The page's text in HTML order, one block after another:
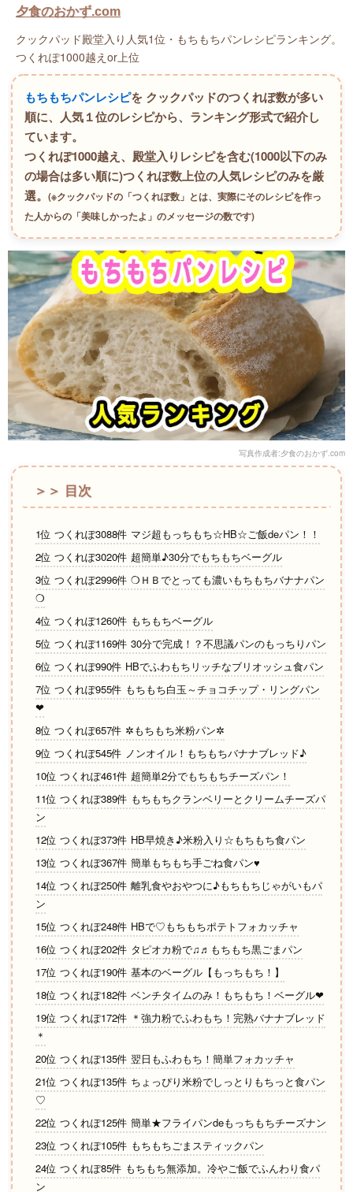
夕食のおかず.com
クックパッド殿堂入り人気1位・もちもちパンレシピランキング。
つくれぽ1000越えor上位
もちもちパンレシピを クックパッドのつくれぽ数が多い
順に、人気１位のレシピから、ランキング形式で紹介し
ています。
つくれぽ1000越え、殿堂入りレシピを含む(1000以下のみ
の場合は多い順に)つくれぽ数上位の人気レシピのみを厳
選。(※クックパッドの「つくれぽ数」とは、実際にそのレシピを作っ
た人からの「美味しかったよ」のメッセージの数です)
写真作成者:夕食のおかず.com
＞＞ 目次
1位 つくれぽ3088件 マジ超もっちもち☆HB☆ご飯deパン！！
2位 つくれぽ3020件 超簡単♪30分でもちもちベーグル
3位 つくれぽ2996件 ❍ＨＢでとっても濃いもちもちバナナパン
❍
4位 つくれぽ1260件 もちもちベーグル
5位 つくれぽ1169件 30分で完成！？不思議パンのもっちりパン
6位 つくれぽ990件 HBでふわもちリッチなブリオッシュ食パン
7位 つくれぽ955件 もちもち白玉～チョコチップ・リングパン
❤
8位 つくれぽ657件 ✲もちもち米粉パン✲
9位 つくれぽ545件 ノンオイル！もちもちバナナブレッド♪
10位 つくれぽ461件 超簡単2分でもちもちチーズパン！
11位 つくれぽ389件 もちもちクランベリーとクリームチーズパ
ン
12位 つくれぽ373件 HB早焼き♪米粉入り☆もちもち食パン
13位 つくれぽ367件 簡単もちもち手ごね食パン♥
14位 つくれぽ250件 離乳食やおやつに♪もちもちじゃがいもパ
ン
15位 つくれぽ248件 HBで♡もちもちポテトフォカッチャ
16位 つくれぽ202件 タピオカ粉で♫♬もちもち黒ごまパン
17位 つくれぽ190件 基本のベーグル【もっちもち！】
18位 つくれぽ182件 ベンチタイムのみ！もちもち！ベーグル❤
19位 つくれぽ172件 ＊強力粉でふわもち！完熟バナナブレッド
＊
20位 つくれぽ135件 翌日もふわもち！簡単フォカッチャ
21位 つくれぽ135件 ちょっぴり米粉でしっとりもちっと食パン
♡
22位 つくれぽ125件 簡単★フライパンdeもっちもちチーズナン
23位 つくれぽ105件 もちもちごまスティックパン
24位 つくれぽ85件 もちもち無添加。冷やご飯でふんわり食パ
ン